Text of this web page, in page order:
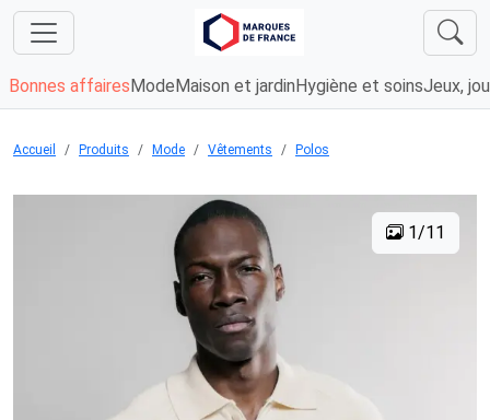
Bonnes affaires Mode Maison et jardin Hygiène et soinsJeux,
Accueil Produits Mode Vêtements Polos
1/11